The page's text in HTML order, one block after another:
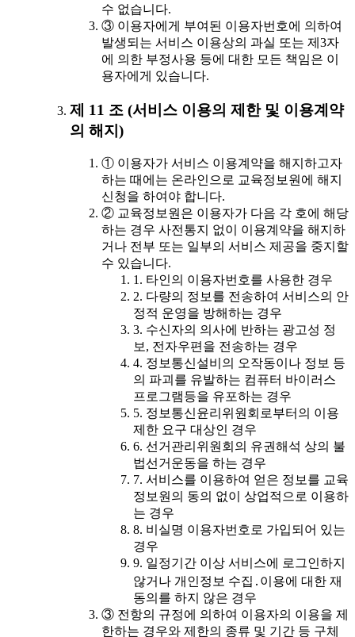
수 없습니다.
③ 이용자에게 부여된 이용자번호에 의하여
발생되는 서비스 이용상의 과실 또는 제3자
에 의한 부정사용 등에 대한 모든 책임은 이
용자에게 있습니다.
제 11 조 (서비스 이용의 제한 및 이용계약
의 해지)
① 이용자가 서비스 이용계약을 해지하고자
하는 때에는 온라인으로 교육정보원에 해지
신청을 하여야 합니다.
② 교육정보원은 이용자가 다음 각 호에 해당
하는 경우 사전통지 없이 이용계약을 해지하
거나 전부 또는 일부의 서비스 제공을 중지할
수 있습니다.
1. 타인의 이용자번호를 사용한 경우
2. 다량의 정보를 전송하여 서비스의 안
정적 운영을 방해하는 경우
3. 수신자의 의사에 반하는 광고성 정
보, 전자우편을 전송하는 경우
4. 정보통신설비의 오작동이나 정보 등
의 파괴를 유발하는 컴퓨터 바이러스
프로그램등을 유포하는 경우
5. 정보통신윤리위원회로부터의 이용
제한 요구 대상인 경우
6. 선거관리위원회의 유권해석 상의 불
법선거운동을 하는 경우
7. 서비스를 이용하여 얻은 정보를 교육
정보원의 동의 없이 상업적으로 이용하
는 경우
8. 비실명 이용자번호로 가입되어 있는
경우
9. 일정기간 이상 서비스에 로그인하지
않거나 개인정보 수집․이용에 대한 재
동의를 하지 않은 경우
③ 전항의 규정에 의하여 이용자의 이용을 제
한하는 경우와 제한의 종류 및 기간 등 구체